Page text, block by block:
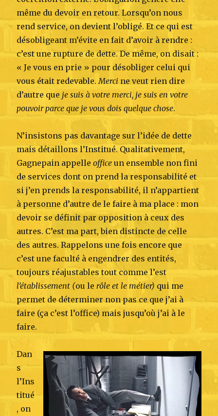
même du devoir en retour. Lorsqu’on nous
rend service, on devient l’obligé. Et ce qui est
désobligeant m’évite en fait d’avoir à rendre :
c’est une rupture de dette. De même, on disait :
« Je vous en prie » pour désobliger celui qui
vous était redevable. Merci ne veut rien dire
d’autre que je suis à votre merci, je suis en votre
pouvoir parce que je vous dois quelque chose.
N’insistons pas davantage sur l’idée de dette
mais détaillons l’Institué. Qualitativement,
Gagnepain appelleoffice un ensemble non fini
de services dont on prend la responsabilité et
si j’en prends la responsabilité, il n’appartient
à personne d’autre de le faire à ma place : mon
devoir se définit par opposition à ceux des
autres. C’est ma part, bien distincte de celle
des autres. Rappelons une fois encore que
c’est une faculté à engendrer des entités,
toujours réajustables tout comme l’est
l’établissement (ou le rôle et le métier) qui me
permet de déterminer non pas ce que j’ai à
faire (ça c’est l’office) mais jusqu’où j’ai à le
faire.
Dan
s
l’Ins
titué
, on